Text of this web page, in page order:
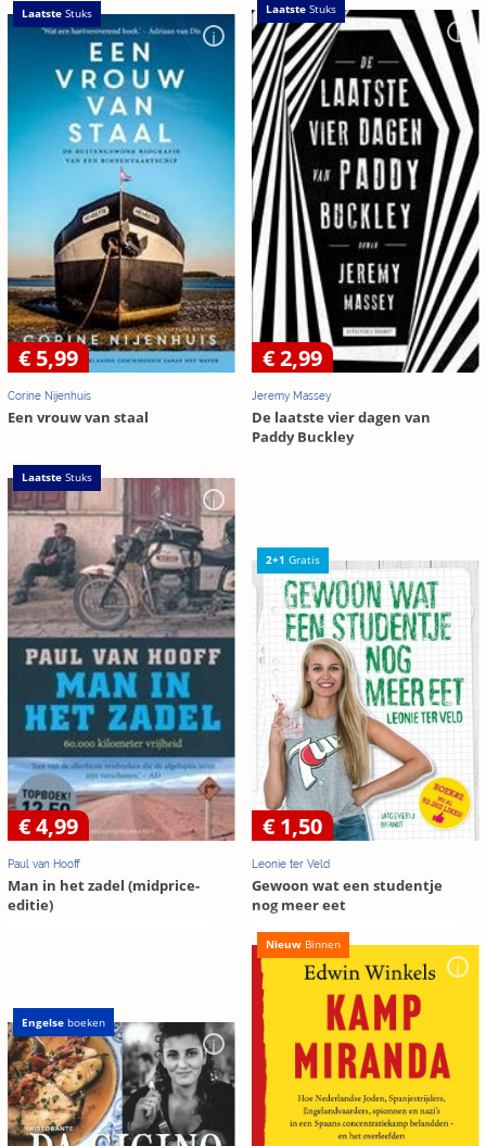
LaatsteStuks
€ 5,99
Corine Nijenhuis
Een vrouw van staal
LaatsteStuks
€ 2,99
Jeremy Massey
De laatste vier dagen van
Paddy Buckley
LaatsteStuks
€ 4,99
Paul van Hooff
Man in het zadel (midprice-
editie)
2+1 Gratis
€ 1,50
Leonie ter Veld
Gewoon wat een studentje
nog meer eet
Engelseboeken
NieuwBinnen